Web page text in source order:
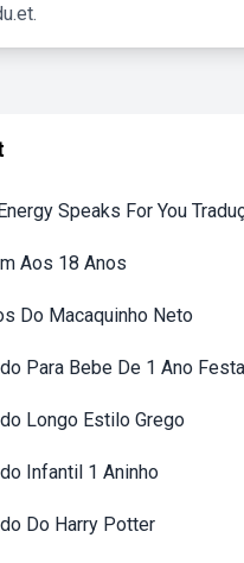
Speaks For You
Aos 18 Anos
Do Macaquinho Neto
Para Bebe De 1 Ano
Longo Estilo Grego
Infantil 1 Aninho
Do Harry Potter